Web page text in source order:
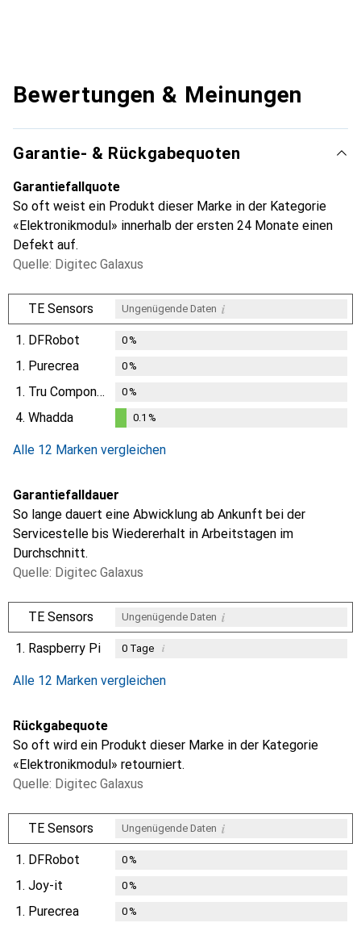
Bewertungen & Meinungen
Garantie- & Rückgabequoten
Garantiefallquote
So oft weist ein Produkt dieser Marke in der Kategorie
«Elektronikmodul» innerhalb der ersten 24 Monate einen
Defekt auf.
Quelle: Digitec Galaxus
TE Sensors Ungenügende Daten i
1. DFRobot 0%
1. Purecrea 0%
1. Tru Components 0%
4. Whadda 0.1 %
Alle 12 Marken vergleichen
Garantiefalldauer
So lange dauert eine Abwicklung ab Ankunft bei der
Servicestelle bis Wiedererhalt in Arbeitstagen im
Durchschnitt.
Quelle: Digitec Galaxus
TE Sensors Ungenügende Daten i
1. Raspberry Pi 0Tage i
Alle 12 Marken vergleichen
Rückgabequote
So oft wird ein Produkt dieser Marke in der Kategorie
«Elektronikmodul» retourniert.
Quelle: Digitec Galaxus
TE Sensors Ungenügende Daten i
1. DFRobot 0%
1. Joy-it 0%
1. Purecrea 0%